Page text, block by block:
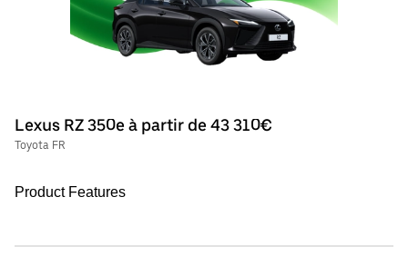
Lexus RZ 350e à partir de 43 310€
Toyota FR
Product Features